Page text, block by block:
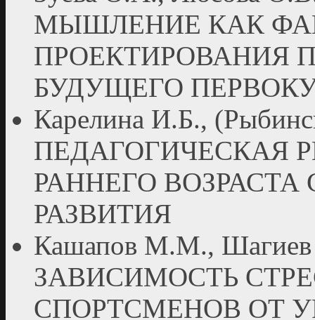
МЫШЛЕНИЕ КАК
ПРОЕКТИРОВАНИЯ
БУДУЩЕГО
Карелина И.Б.,
ПЕДАГОГИЧЕСКАЯ
РАННЕГО
РАЗВИТИЯ
Кашапов М.М., Шагиев
ЗАВИСИМОСТЬ
СПОРТСМЕНОВ ОТ